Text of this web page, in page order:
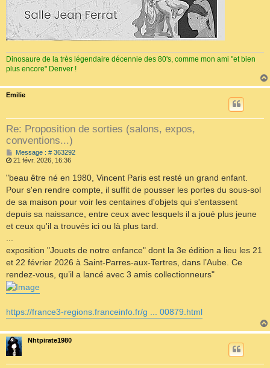
Dinosaure de la très légendaire décennie des 80's, comme mon ami "et bien
plus encore" Denver !
Emilie
Re: Proposition de sorties (salons, expos,
conventions...)
Message : # 363292M
s
g
e
21 févr. 2026, 16:36
"beau être né en 1980, Vincent Paris est resté un grand enfant.
Pour s'en rendre compte, il suffit de pousser les portes du sous-sol
de sa maison pour voir les centaines d'objets qui s'entassent
depuis sa naissance, entre ceux avec lesquels il a joué plus jeune
et ceux qu'il a trouvés ici ou là plus tard.
exposition "Jouets de notre enfance" dont la 3e édition a lieu les 21
et 22 février 2026 à Saint-Parres-aux-Tertres, dans l’Aube. Ce
rendez-vous, qu’il a lancé avec 3 amis collectionneurs"
https://france3-regions.franceinfo.fr/g ... 00879.html
Nhtpirate1980